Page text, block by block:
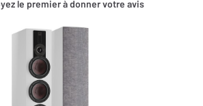
le premier à donner votre avis